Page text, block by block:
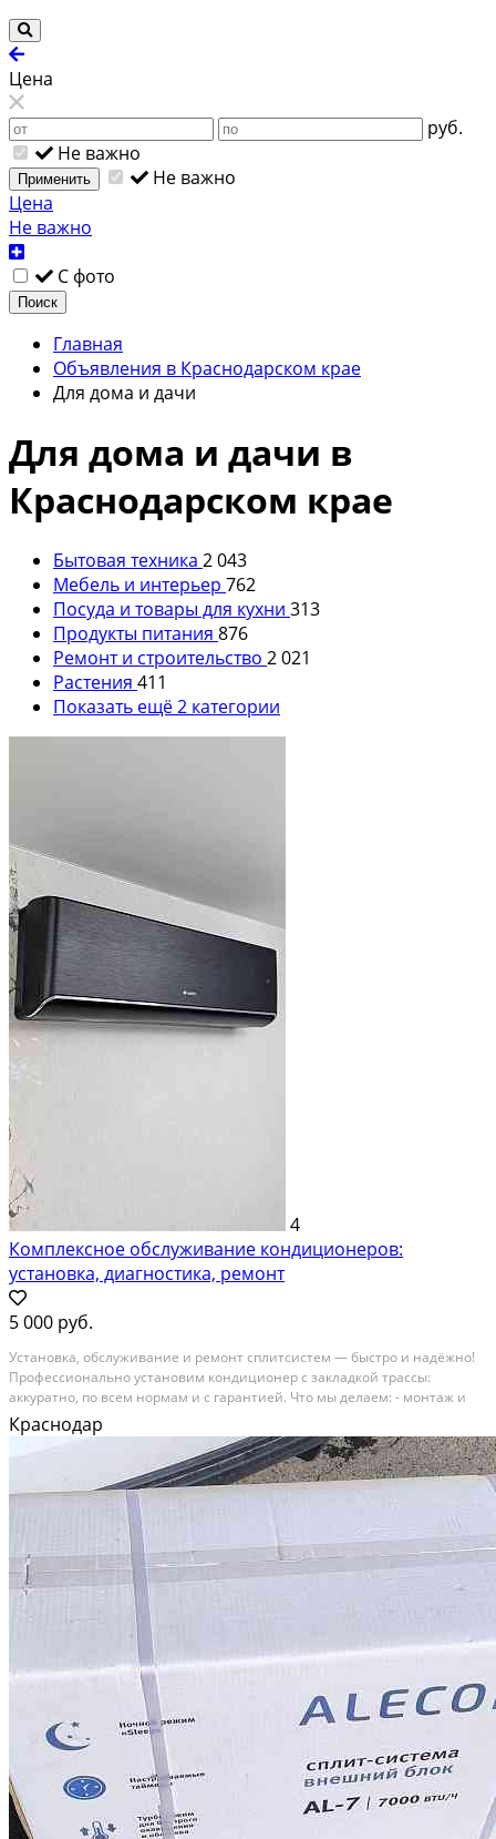
Цена
руб.
Не важно
Применить
Не важно
Цена
Не важно
С фото
Поиск
Главная
Объявления в Краснодарском крае
Для дома и дачи
Для дома и дачи в
Краснодарском крае
Бытовая техника 2 043
Мебель и интерьер 762
Посуда и товары для кухни 313
Продукты питания 876
Ремонт и строительство 2 021
Растения 411
Показать ещё 2 категории
4
Комплексное обслуживание кондиционеров:
установка, диагностика, ремонт
5 000 руб.
Установка, обслуживание и ремонт сплитсистем — быстро и надёжно!
Профессионально установим кондиционер с закладкой трассы:
аккуратно, по всем нормам и с гарантией. Что мы делаем: - монтаж и
демонтаж сплитсистем любой сложности; - плановое техническое
обслуживание (чистка, проверка, дозаправка...
Краснодар